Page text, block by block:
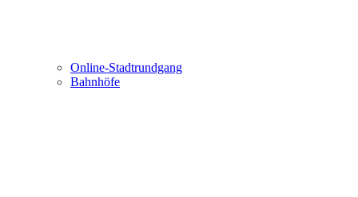
Online-Stadtrundgang
Bahnhöfe